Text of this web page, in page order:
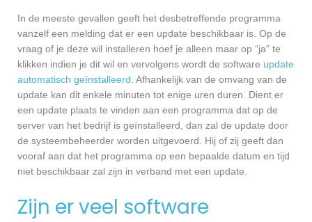
In de meeste gevallen geeft het desbetreffende programma
vanzelf een melding dat er een update beschikbaar is. Op de
vraag of je deze wil installeren hoef je alleen maar op “ja” te
klikken indien je dit wil en vervolgens wordt de software update
automatisch geïnstalleerd. Afhankelijk van de omvang van de
update kan dit enkele minuten tot enige uren duren. Dient er
een update plaats te vinden aan een programma dat op de
server van het bedrijf is geïnstalleerd, dan zal de update door
de systeembeheerder worden uitgevoerd. Hij of zij geeft dan
vooraf aan dat het programma op een bepaalde datum en tijd
niet beschikbaar zal zijn in verband met een update.
Zijn er veel software